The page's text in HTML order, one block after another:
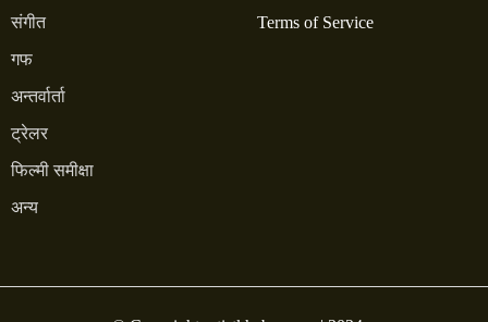
संगीत
गफ
अन्तर्वार्ता
ट्रेलर
फिल्मी समीक्षा
अन्य
Terms of Service